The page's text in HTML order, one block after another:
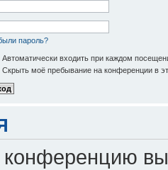
пароль?
Автоматически входить при каждом
Скрыть моё пребывание на конференции в